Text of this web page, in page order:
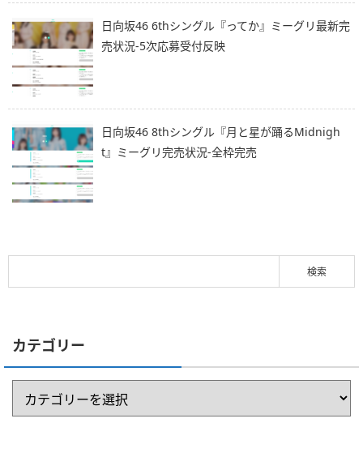
日向坂46 6thシングル『ってか』ミーグリ最新完
売状況-5次応募受付反映
日向坂46 8thシングル『月と星が踊るMidnigh
t』ミーグリ完売状況-全枠完売
カテゴリー